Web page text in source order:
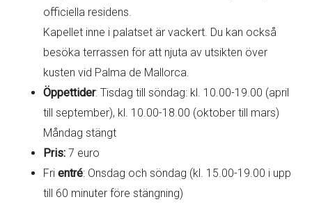
officiella residens.
Kapellet inne i palatset är vackert. Du kan också
besöka terrassen för att njuta av utsikten över
kusten vid Palma de Mallorca.
Öppettider: Tisdag till söndag: kl. 10.00-19.00 (april
till september), kl. 10.00-18.00 (oktober till mars)
Måndag stängt
Pris: 7 euro
Frientré: Onsdag och söndag (kl. 15.00-19.00 i upp
till 60 minuter före stängning)